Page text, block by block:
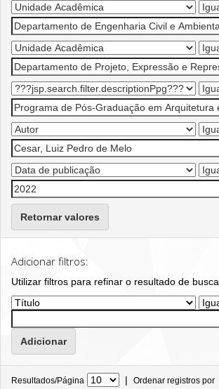
Retornar valores
Adicionar filtros:
Utilizar filtros para refinar o resultado de busca.
Resultados/Página | Ordenar registros por